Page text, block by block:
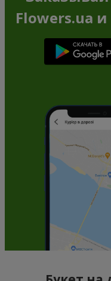
Роза желтая (поштучно)
Заказать